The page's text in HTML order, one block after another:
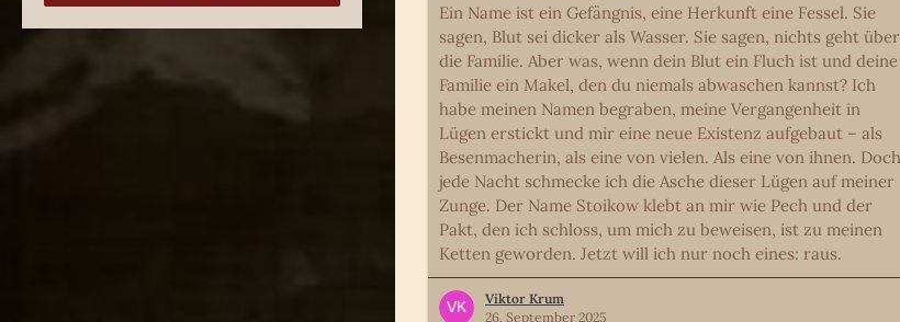
Ein Name ist ein Gefängnis, eine Herkunft eine Fessel. Sie
sagen, Blut sei dicker als Wasser. Sie sagen, nichts geht über
die Familie. Aber was, wenn dein Blut ein Fluch ist und deine
Familie ein Makel, den du niemals abwaschen kannst? Ich
habe meinen Namen begraben, meine Vergangenheit in
Lügen erstickt und mir eine neue Existenz aufgebaut – als
Besenmacherin, als eine von vielen. Als eine von ihnen. Doch
jede Nacht schmecke ich die Asche dieser Lügen auf meiner
Zunge. Der Name Stoikow klebt an mir wie Pech und der
Pakt, den ich schloss, um mich zu beweisen, ist zu meinen
Ketten geworden. Jetzt will ich nur noch eines: raus.
Viktor Krum
26. September 2025